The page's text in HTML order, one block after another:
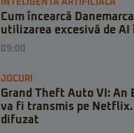
INTELIGENTA ARTIFICIALA
Cum încearcă
utilizarea excesivă de AI
09:00
JOCURI
Grand Theft Auto VI: An
va fi transmis pe Netflix.
difuzat